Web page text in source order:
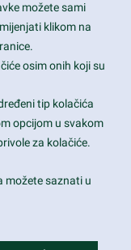
CA 94043
možete sami
klikom na
osim onih koji su
tip kolačića
opcijom u svakom
za kolačiće.
možete saznati u